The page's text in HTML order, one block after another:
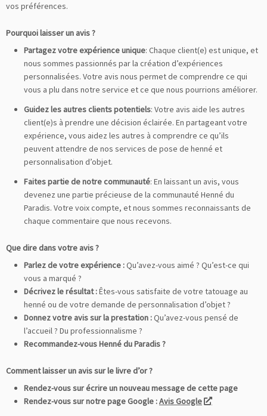
vos préférences.
Pourquoi laisser un avis ?
Partagez votre expérience unique: Chaque client(e) est unique, et
nous sommes passionnés par la création d’expériences
personnalisées. Votre avis nous permet de comprendre ce qui
vous a plu dans notre service et ce que nous pourrions améliorer.
Guidez les autres clients potentiels: Votre avis aide les autres
client(e)s à prendre une décision éclairée. En partageant votre
expérience, vous aidez les autres à comprendre ce qu’ils
peuvent attendre de nos services de pose de henné et
personnalisation d’objet.
Faites partie de notre communauté: En laissant un avis, vous
devenez une partie précieuse de la communauté Henné du
Paradis. Votre voix compte, et nous sommes reconnaissants de
chaque commentaire que nous recevons.
Que dire dans votre avis ?
Parlez de votre expérience :Qu’avez-vous aimé ? Qu’est-ce qui
vous a marqué ?
Décrivez le résultat :Êtes-vous satisfaite de votre tatouage au
henné ou de votre demande de personnalisation d’objet ?
Donnez votre avis sur la prestation :Qu’avez-vous pensé de
l’accueil ? Du professionnalisme ?
Recommandez-vous Henné du Paradis ?
Comment laisser un avis sur le livre d’or ?
Rendez-vous sur écrire un nouveau message de cette page
Rendez-vous sur notre page Google :Avis Google